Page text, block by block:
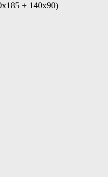
+ 140x90)